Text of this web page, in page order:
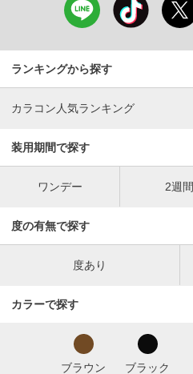
ランキングから探す
カラコン人気ランキング
装用期間で探す
ワンデー 2週間
度の有無で探す
度あり
カラーで探す
ブラウン ブラック